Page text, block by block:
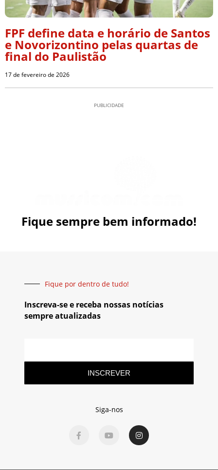
FPF define data e horário de Santos
e Novorizontino pelas quartas de
final do Paulistão
17 de fevereiro de 2026
PUBLICIDADE
Fique sempre bem informado!
Fique por dentro de tudo!
Inscreva-se e receba nossas notícias
sempre atualizadas
INSCREVER
Siga-nos